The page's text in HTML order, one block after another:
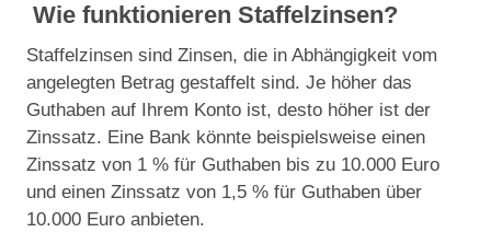
Wie funktionieren Staffelzinsen?
Staffelzinsen sind Zinsen, die in Abhängigkeit vom
angelegten Betrag gestaffelt sind. Je höher das
Guthaben auf Ihrem Konto ist, desto höher ist der
Zinssatz. Eine Bank könnte beispielsweise einen
Zinssatz von 1 % für Guthaben bis zu 10.000 Euro
und einen Zinssatz von 1,5 % für Guthaben über
10.000 Euro anbieten.